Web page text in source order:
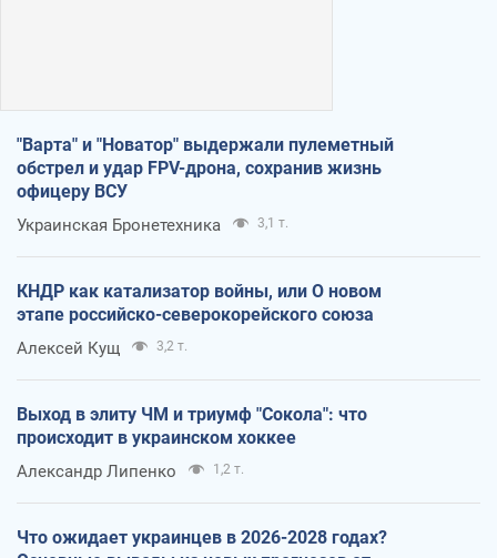
"Варта" и "Новатор" выдержали пулеметный
обстрел и удар FPV-дрона, сохранив жизнь
офицеру ВСУ
Украинская Бронетехника 3,1 т.
КНДР как катализатор войны, или О новом
этапе российско-северокорейского союза
Алексей Кущ 3,2 т.
Выход в элиту ЧМ и триумф "Сокола": что
происходит в украинском хоккее
Александр Липенко 1,2 т.
Что ожидает украинцев в 2026-2028 годах?